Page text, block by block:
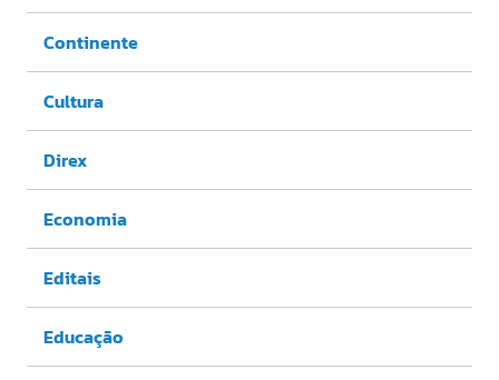
Continente
Cultura
Direx
Economia
Editais
Educação